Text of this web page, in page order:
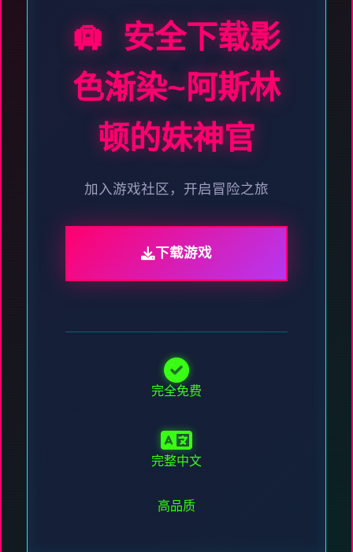
🛄 安全下载影
色渐染~阿斯林
顿的妹神官
加入游戏社区，开启冒险之旅
下载游戏
完全免费
完整中文
高品质